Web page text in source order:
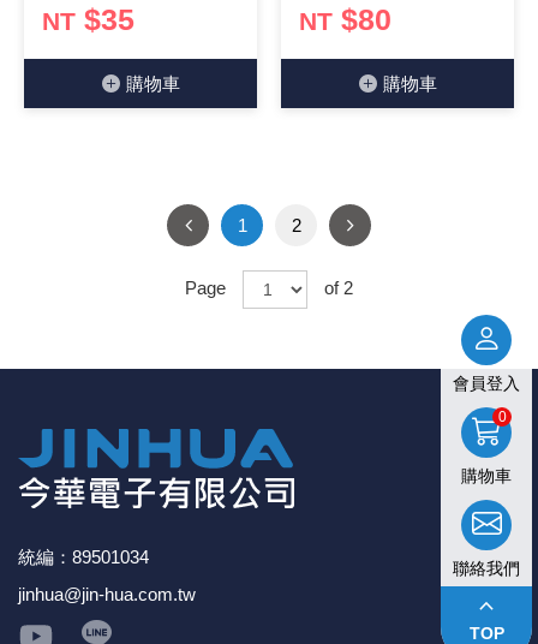
NT $35
購物⾞
NT $80
購物⾞
1 2
Page of 2
會員登入
購物車
0
聯絡我們
keyboard_arrow_up
TOP
統編：89501034
jinhua@jin-hua.com.tw